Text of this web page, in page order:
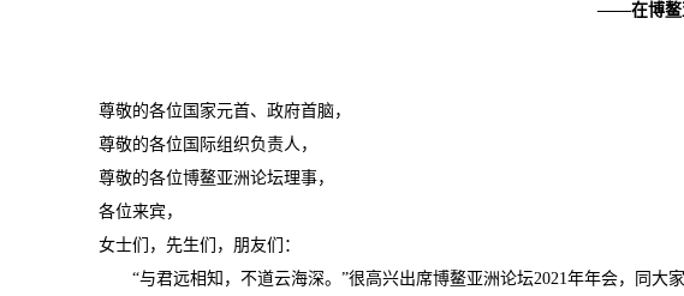
——在博鳌
尊敬的各位国家元首、政府首脑，
尊敬的各位国际组织负责人，
尊敬的各位博鳌亚洲论坛理事，
各位来宾，
女士们，先生们，朋友们：
“与君远相知，不道云海深。”很高兴出席博鳌亚洲论坛2021年年会，同大